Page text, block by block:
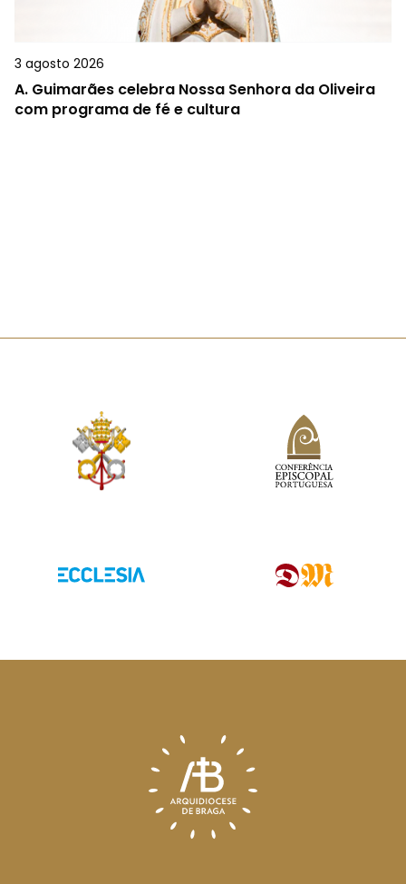
3 agosto 2026
A. Guimarães celebra Nossa Senhora da Oliveira
com programa de fé e cultura